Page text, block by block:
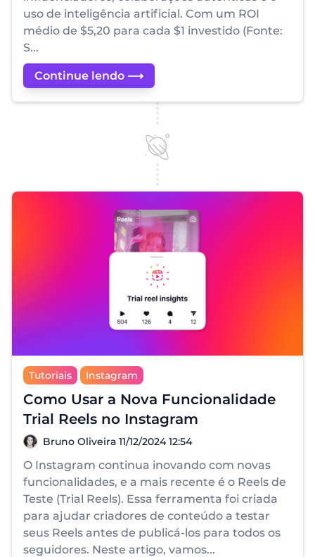
uso de inteligência artificial. Com um ROI
médio de $5,20 para cada $1 investido (Fonte:
S...
Continue lendo ⟶
Tutoriais Instagram
Como Usar a Nova Funcionalidade
Trial Reels no Instagram
Bruno Oliveira
Bruno Oliveira 11/12/2024 12:54
O Instagram continua inovando com novas
funcionalidades, e a mais recente é o Reels de
Teste (Trial Reels). Essa ferramenta foi criada
para ajudar criadores de conteúdo a testar
seus Reels antes de publicá-los para todos os
seguidores. Neste artigo, vamos...